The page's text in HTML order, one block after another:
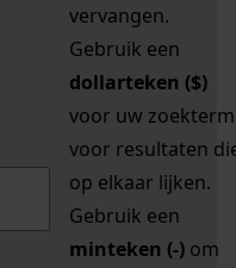
vervangen.
Gebruik een
dollarteken ($)
voor uw zoekterm
voor resultaten
op elkaar lijken.
Gebruik een
minteken (-) om